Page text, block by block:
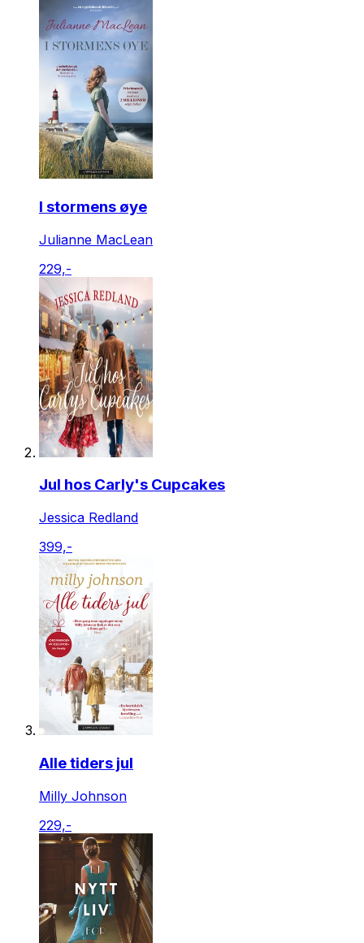
I stormens øye
Julianne MacLean
229,-
Jul hos Carly's Cupcakes
Jessica Redland
399,-
Alle tiders jul
Milly Johnson
229,-